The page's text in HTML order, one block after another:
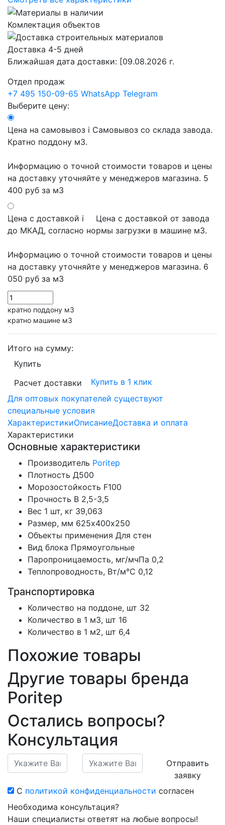
Комлектация объектов
Доставка 4-5 дней
Ближайшая дата доставки: [09.08.2026 г.
Отдел продаж
+7 495 150-09-65 WhatsApp Telegram
Выберите цену:
Цена на самовывоз i Самовывоз со склада завода.
Кратно поддону м3.
Информацию о точной стоимости товаров и цены
на доставку уточняйте у менеджеров магазина. 5
400 руб за м3
Цена с доставкой i
Цена с доставкой от завода
до МКАД, согласно нормы загрузки в машине м3.
Информацию о точной стоимости товаров и цены
на доставку уточняйте у менеджеров магазина. 6
050 руб за м3
кратно поддону м3
кратно машине м3
Итого на сумму:
Купить
Расчет доставки
Купить в 1 клик
Для оптовых покупателей существуют
специальные условия
ХарактеристикиОписаниеДоставка и оплата
Характеристики
Основные характеристики
Производитель Poritep
Плотность Д500
Морозостойкость F100
Прочность B 2,5-3,5
Вес 1 шт, кг 39,063
Размер, мм 625х400х250
Объекты применения Для стен
Вид блока Прямоугольные
Паропроницаемость, мг/мчПа 0,2
Теплопроводность, Вт/м°С 0,12
Транспортировка
Количество на поддоне, шт 32
Количество в 1 м3, шт 16
Количество в 1 м2, шт 6,4
Похожие товары
Другие товары бренда
Poritep
Остались вопросы?
Консультация
Отправить
заявку
С политикой конфиденциальности согласен
Необходима консультация?
Наши специалисты ответят на любые вопросы!